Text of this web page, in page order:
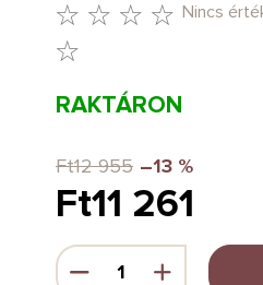
TERMÉK
ÉRTÉKELÉSE
5-
0,0
Nincs
RAKTÁRON
Ft12 955 –13 %
Ft11 261
Egységár: